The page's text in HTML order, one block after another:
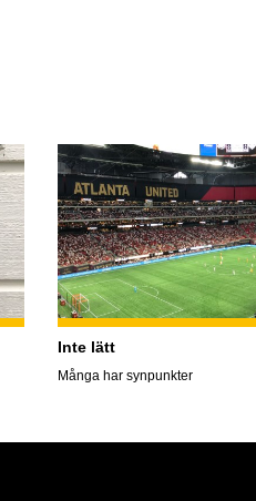
Inte lätt
Många har synpunkter